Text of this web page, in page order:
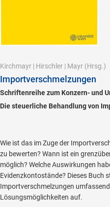
Kirchmayr | Hirschler | Mayr (Hrsg.)
Importverschmelzungen
Schriftenreihe zum Konzern- und
Die steuerliche Behandlung von
Wie ist das im Zuge der
zu bewerten? Wann ist ein
möglich? Welche Auswirkungen
Evidenzkontostände? Dieses Buch
Importverschmelzungen
Lösungsmöglichkeiten auf.